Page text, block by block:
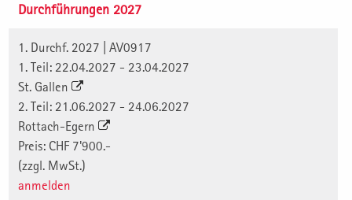
Durchführungen 2027
1. Durchf. 2027 | AV0917
1. Teil: 22.04.2027 - 23.04.2027
St. Gallen
2. Teil: 21.06.2027 - 24.06.2027
Rottach-Egern
Preis: CHF 7'900.-
(zzgl. MwSt.)
anmelden